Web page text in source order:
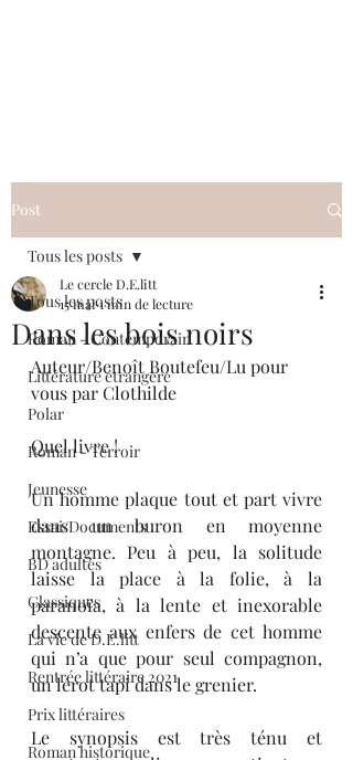
Post
Tous les posts
Roman - Contemporain
Littérature étrangère
Polar
Roman - Terroir
Jeunesse
Essai/Documents
BD adultes
Classiques
La vie de D.E.litt
Rentrée littéraire 2021
Prix littéraires
Roman historique
Tous les posts
Dans les bois noirs
Le cercle D.E.litt
15 mai1 min de lecture
Auteur/Benoît Boutefeu/Lu pour
vous par Clothilde
Quel livre !
Un homme plaque tout et part vivre
dans un buron en moyenne
montagne. Peu à peu, la solitude
laisse la place à la folie, à la
paranoïa, à la lente et inexorable
descente aux enfers de cet homme
qui n’a que pour seul compagnon,
un lérot tapi dans le grenier.
Le synopsis est très ténu et